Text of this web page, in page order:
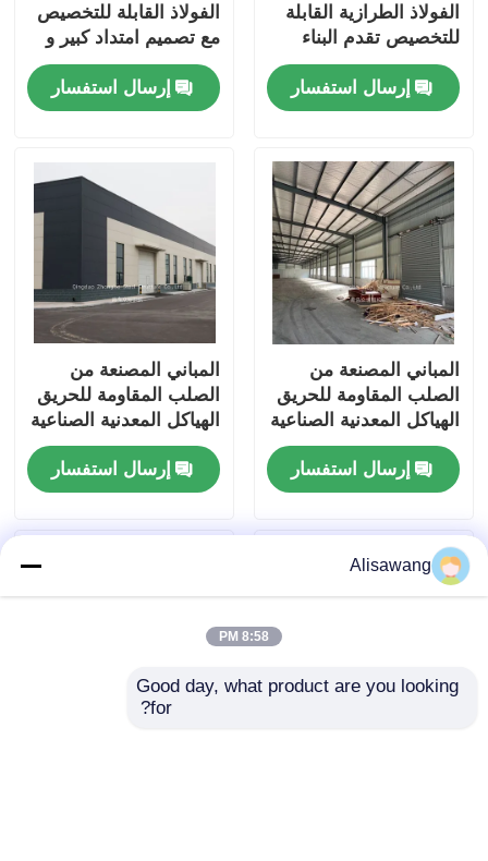
الفولاذ الطرازية القابلة
للتخصيص تقدم البناء
والمخططات المرنة
للمرافق الصناعية
إرسال استفسار
الفولاذ القابلة للتخصيص
مع تصميم امتداد كبير و
Q235B Q355 الصف
للمرافق الصناعية
إرسال استفسار
المباني المصنعة من
الصلب المقاومة للحريق
الهياكل المعدنية الصناعية
إرسال استفسار
المباني المصنعة من
الصلب المقاومة للحريق
الهياكل المعدنية الصناعية
إرسال استفسار
Alisawang
8:58 PM
Good day, what product are you looking
for?